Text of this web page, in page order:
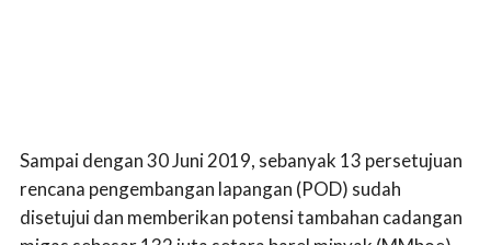
Sampai dengan 30 Juni 2019, sebanyak 13 persetujuan
rencana pengembangan lapangan (POD) sudah
disetujui dan memberikan potensi tambahan cadangan